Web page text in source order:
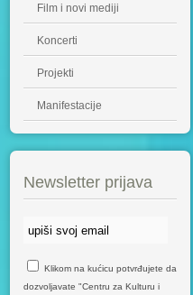
Film i novi mediji
Koncerti
Projekti
Manifestacije
Newsletter prijava
Klikom na kućicu potvrđujete da
dozvoljavate "Centru za Kulturu i